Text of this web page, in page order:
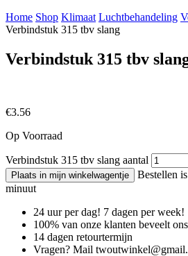
Home Shop Klimaat Luchtbehandeling
Verbindstuk 315 tbv slang
Verbindstuk 315 tbv
€3.56
Op Voorraad
Verbindstuk 315 tbv slang aantal
Plaats in mijn winkelwagentje
Bestellen
minuut
24 uur per dag! 7 dagen per week!
100% van onze klanten beveelt
14 dagen retourtermijn
Vragen? Mail